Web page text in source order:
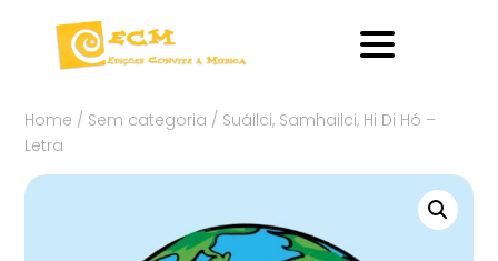
Home / Sem categoria / Suáilci, Samhailci, Hi Di Hó –
Letra